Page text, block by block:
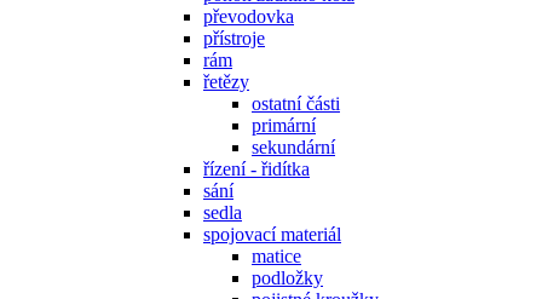
převodovka
přístroje
rám
řetězy
ostatní části
primární
sekundární
řízení - řidítka
sání
sedla
spojovací materiál
matice
podložky